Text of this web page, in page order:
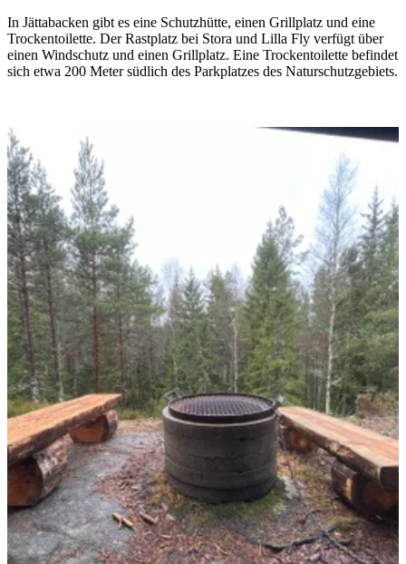
In Jättabacken gibt es eine Schutzhütte, einen Grillplatz und eine
Trockentoilette. Der Rastplatz bei Stora und Lilla Fly verfügt über
einen Windschutz und einen Grillplatz. Eine Trockentoilette befindet
sich etwa 200 Meter südlich des Parkplatzes des Naturschutzgebiets.
Bildergalerie